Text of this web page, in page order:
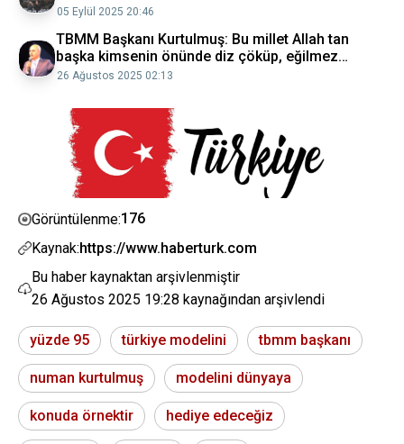
05 Eylül 2025 20:46
TBMM Başkanı Kurtulmuş: Bu millet Allah tan
başka kimsenin önünde diz çöküp, eğilmez
Afyonkarahisar Haberleri
26 Ağustos 2025 02:13
Görüntülenme:176
Kaynak:https://www.haberturk.com
Bu haber kaynaktan arşivlenmiştir
26 Ağustos 2025 19:28 kaynağından arşivlendi
yüzde 95 türkiye modelini tbmm başkanı
numan kurtulmuş modelini dünyaya
konuda örnektir hediye edeceğiz